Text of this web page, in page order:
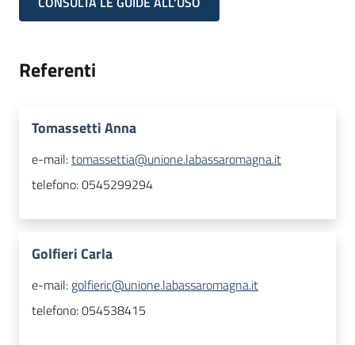
Referenti
Tomassetti Anna
e-mail:tomassettia@unione.labassaromagna.it
telefono:0545299294
Golfieri Carla
e-mail: golfieric@unione.labassaromagna.it
telefono:054538415